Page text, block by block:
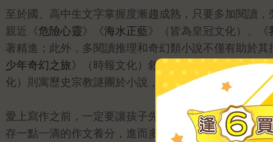
至於國、高中生文字掌握度漸趨成熟，只要多加閱讀
親近《危險心靈》《海水正藍》（皆為皇冠文化）、《
著精進；此外，多閱讀推理和奇幻類小說不僅有助於
少年奇幻之旅》（時報文化）敘說一位西班牙安達魯
化）則寓歷史宗教謎團於小說，能讓孩子在閱讀中增長
愛上寫作之前，一定要讓孩子先愛上閱讀，「親子共
存一點一滴的作文養分，進而多加鼓勵他們參與各項